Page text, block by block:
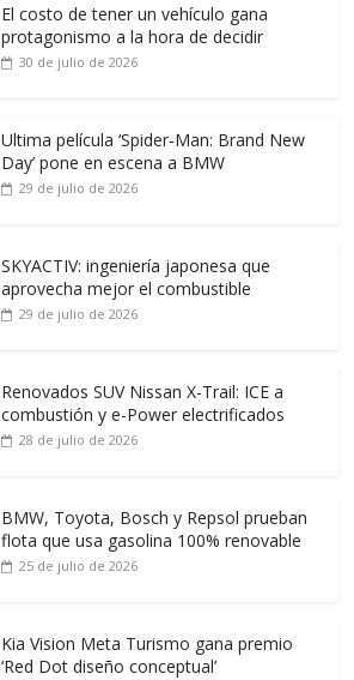
El costo de tener un vehículo gana
protagonismo a la hora de decidir
30 de julio de 2026
Ultima película ‘Spider‑Man: Brand New
Day’ pone en escena a BMW
29 de julio de 2026
SKYACTIV: ingeniería japonesa que
aprovecha mejor el combustible
29 de julio de 2026
Renovados SUV Nissan X-Trail: ICE a
combustión y e-Power electrificados
28 de julio de 2026
BMW, Toyota, Bosch y Repsol prueban
flota que usa gasolina 100% renovable
25 de julio de 2026
Kia Vision Meta Turismo gana premio
‘Red Dot diseño conceptual’